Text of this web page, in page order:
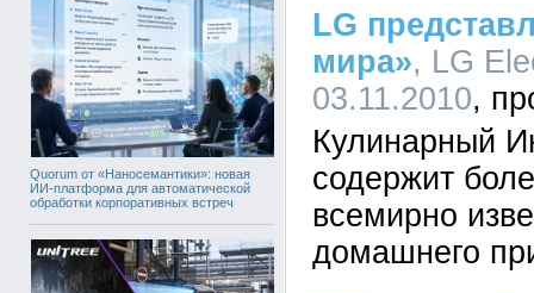
Quorum от «Наносемантики»: новая
ИИ-платформа для автоматической
обработки корпоративных встреч
LG
мира», LG
03.11.2010
Кулинарный
содержит
всемирно
домашнего